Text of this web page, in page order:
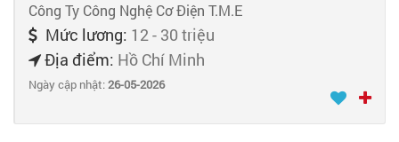
Công Ty Công Nghệ Cơ Điện T.M.E
Mức lương: 12 - 30 triệu
Địa điểm: Hồ Chí Minh
Ngày cập nhật:26-05-2026